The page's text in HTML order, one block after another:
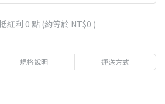
紅利 0 點 (約等於 NT$0 )
規格說明 運送方式